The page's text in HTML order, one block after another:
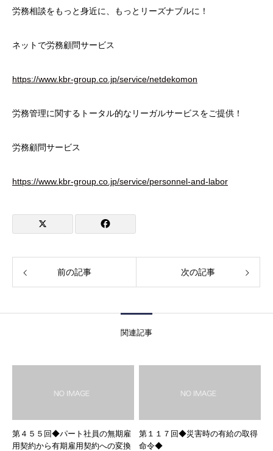
労務相談をもっと身近に、もっとリーズナブルに！
ネットで労務顧問サービス
https://www.kbr-group.co.jp/service/netdekomon
労務管理に関するトータル的なリーガルサービスをご提供！
労務顧問サービス
https://www.kbr-group.co.jp/service/personnel-and-labor
前の記事 次の記事
関連記事
第４５５回◆パート社員の無期雇
用契約から有期雇用契約への変換
第１１７回◆災害時の有給の取得
命令◆